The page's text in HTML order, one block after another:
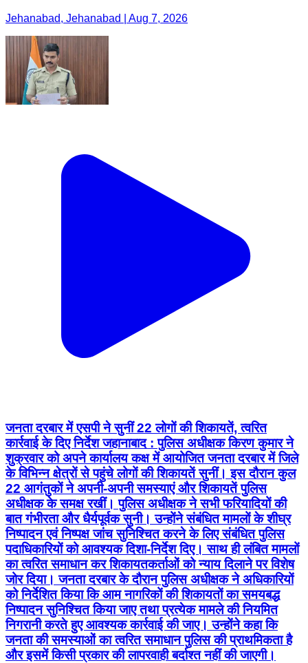
Jehanabad, Jehanabad | Aug 7, 2026
जनता दरबार में एसपी ने सुनीं 22 लोगों की शिकायतें, त्वरित
कार्रवाई के दिए निर्देश जहानाबाद : पुलिस अधीक्षक किरण कुमार ने
शुक्रवार को अपने कार्यालय कक्ष में आयोजित जनता दरबार में जिले
के विभिन्न क्षेत्रों से पहुंचे लोगों की शिकायतें सुनीं। इस दौरान कुल
22 आगंतुकों ने अपनी-अपनी समस्याएं और शिकायतें पुलिस
अधीक्षक के समक्ष रखीं। पुलिस अधीक्षक ने सभी फरियादियों की
बात गंभीरता और धैर्यपूर्वक सुनी। उन्होंने संबंधित मामलों के शीघ्र
निष्पादन एवं निष्पक्ष जांच सुनिश्चित करने के लिए संबंधित पुलिस
पदाधिकारियों को आवश्यक दिशा-निर्देश दिए। साथ ही लंबित मामलों
का त्वरित समाधान कर शिकायतकर्ताओं को न्याय दिलाने पर विशेष
जोर दिया। जनता दरबार के दौरान पुलिस अधीक्षक ने अधिकारियों
को निर्देशित किया कि आम नागरिकों की शिकायतों का समयबद्ध
निष्पादन सुनिश्चित किया जाए तथा प्रत्येक मामले की नियमित
निगरानी करते हुए आवश्यक कार्रवाई की जाए। उन्होंने कहा कि
जनता की समस्याओं का त्वरित समाधान पुलिस की प्राथमिकता है
और इसमें किसी प्रकार की लापरवाही बर्दाश्त नहीं की जाएगी।